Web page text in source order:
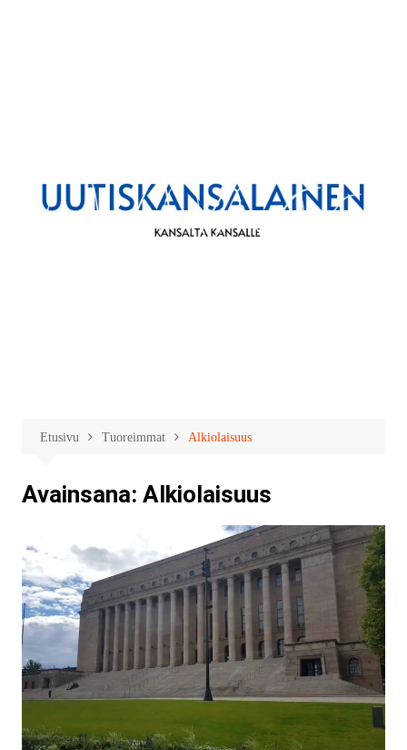
Etusivu Tuoreimmat Alkiolaisuus
Avainsana: Alkiolaisuus